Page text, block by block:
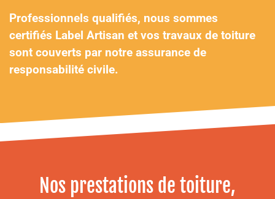
Professionnels qualifiés, nous sommes
certifiés Label Artisan et vos travaux de toiture
sont couverts par notre assurance de
responsabilité civile.
Nos prestations de toiture,